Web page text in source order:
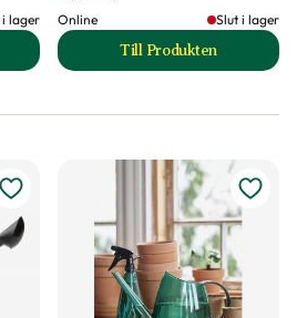
i lager
Eivor produktsida
Online
Slut i lager
Till Produkten
till Vattenkanna